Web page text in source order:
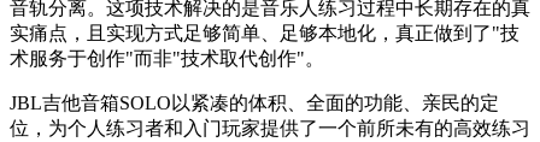
音轨分离。这项技术解决的是音乐人练习过程中长期存在的真
实痛点，且实现方式足够简单、足够本地化，真正做到了"技
术服务于创作"而非"技术取代创作"。
JBL吉他音箱SOLO以紧凑的体积、全面的功能、亲民的定
位，为个人练习者和入门玩家提供了一个前所未有的高效练习